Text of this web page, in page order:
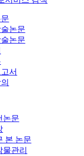
논문
논문
서
논문
본 논문
물관리